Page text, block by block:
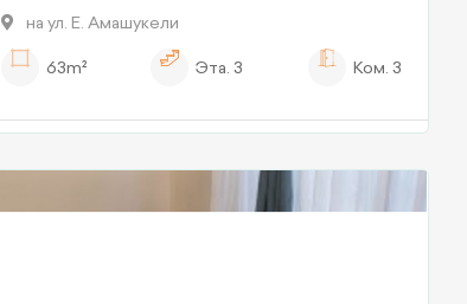
на ул. Е. Амашукели
63m²
Эта. 3 Ком. 3